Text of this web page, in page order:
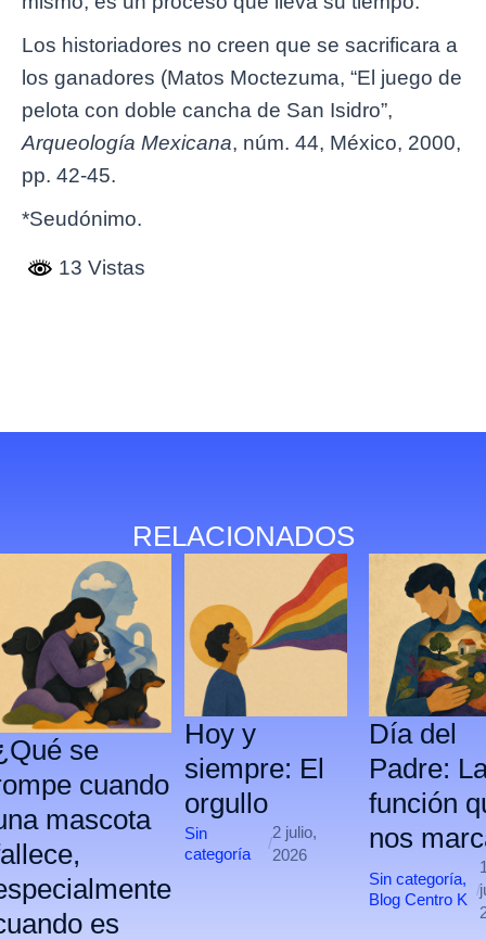
Los historiadores no creen que se sacrificara a
los ganadores (Matos Moctezuma, “El juego de
pelota con doble cancha de San Isidro”,
Arqueología Mexicana, núm. 44, México, 2000,
pp. 42-45.
*Seudónimo.
13 Vistas
RELACIONADOS
se
cuando
mascota
es
Hoy y
siempre: El
orgullo
Sin
categorí­a
/
2 julio,
2026
Día del
Padre:
función
nos
Sin categorí­a,
Blog Centro K
/